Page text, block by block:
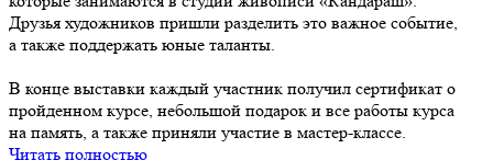
Друзья художников пришли разделить это важное событие,
а также поддержать юные таланты.
В конце выставки каждый участник получил сертификат о
пройденном курсе, небольшой подарок и все работы курса
на память, а также приняли участие в мастер-классе.
Читать полностью